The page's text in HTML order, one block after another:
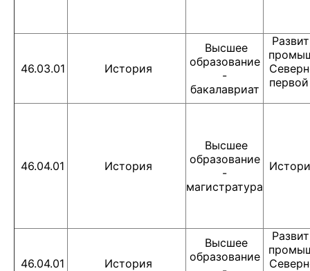
46.03.01 История
Высшее
образование
-
бакалавриат
46.04.01 История
Высшее
образование
-
магистратура
46.04.01 История
Высшее
образование